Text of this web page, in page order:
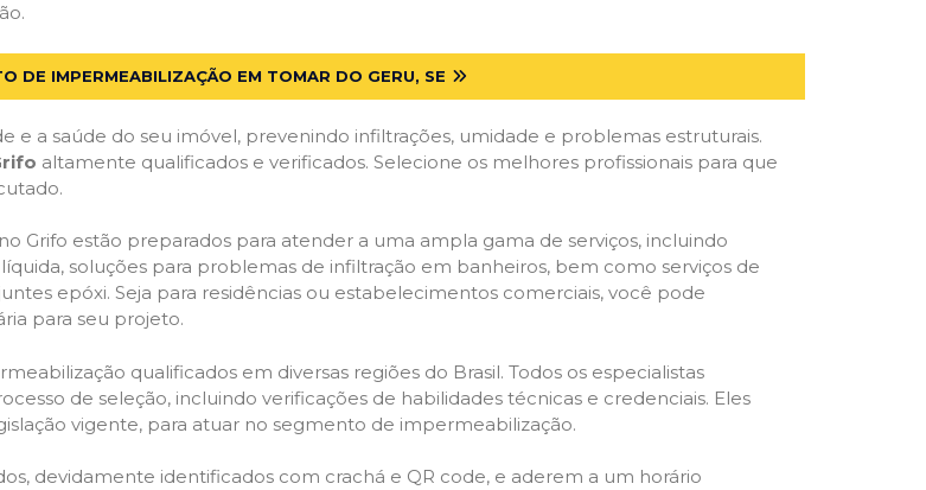
DE IMPERMEABILIZAÇÃO EM TOMAR DO GERU, SE
e a saúde do seu imóvel, prevenindo infiltrações, umidade e problemas estruturais.
altamente qualificados e verificados. Selecione os melhores profissionais para que
Grifo estão preparados para atender a uma ampla gama de serviços, incluindo
soluções para problemas de infiltração em banheiros, bem como serviços de
epóxi. Seja para residências ou estabelecimentos comerciais, você pode
para seu projeto.
qualificados em diversas regiões do Brasil. Todos os especialistas
de seleção, incluindo verificações de habilidades técnicas e credenciais. Eles
vigente, para atuar no segmento de impermeabilização.
devidamente identificados com crachá e QR code, e aderem a um horário